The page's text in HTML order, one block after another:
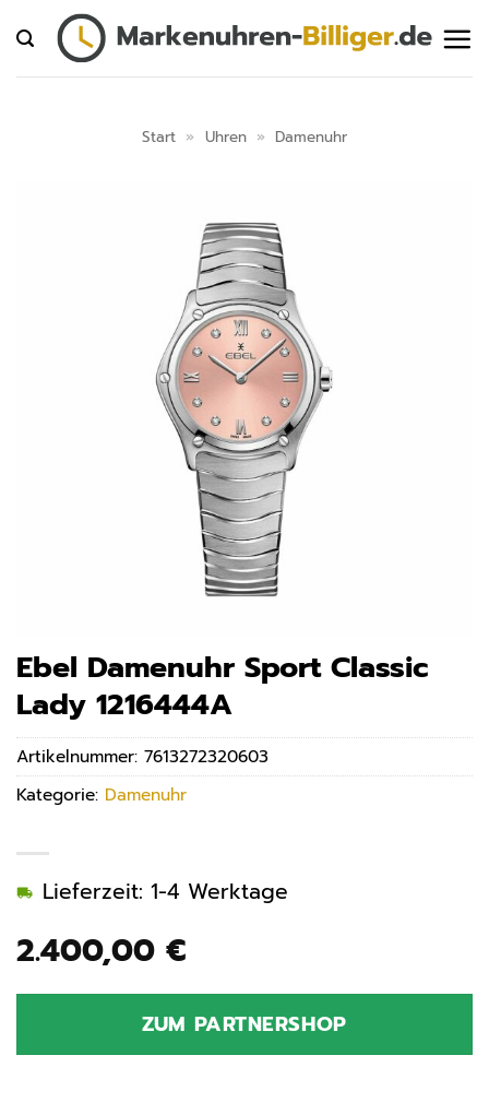
Inhalt
springen
Start » Uhren » Damenuhr
Ebel Damenuhr Sport Classic
Lady 1216444A
2.400,00 €
Lieferzeit: 1-4 Werktage
ZUM PARTNERSHOP
Artikelnummer: 7613272320603
Kategorie: Damenuhr